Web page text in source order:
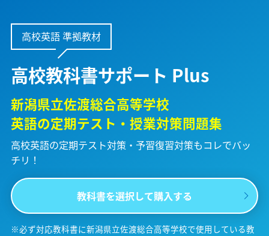
高校英語 準拠教材
高校教科書サポート Plus
新潟県立佐渡総合高等学校
英語の定期テスト・授業対策問題集
高校英語の定期テスト対策・予習復習対策もコレでバッ
チリ！
教科書を選択して購入する
※必ず対応教科書に新潟県立佐渡総合高等学校で使用している教